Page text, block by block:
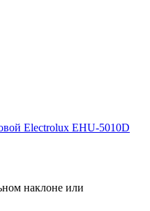
Electrolux EHU-5010D
наклоне или